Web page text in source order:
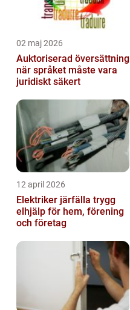
02 maj 2026
Auktoriserad översättning
när språket måste vara
juridiskt säkert
12 april 2026
Elektriker järfälla trygg
elhjälp för hem, förening
och företag